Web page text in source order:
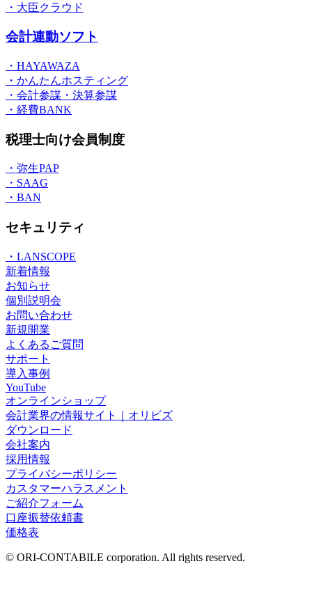
・大臣クラウド
会計連動ソフト
・HAYAWAZA
・かんたんホスティング
・会計参謀・決算参謀
・経費BANK
税理士向け会員制度
・弥生PAP
・SAAG
・BAN
セキュリティ
・LANSCOPE
新着情報
お知らせ
個別説明会
お問い合わせ
新規開業
よくあるご質問
サポート
導入事例
YouTube
オンラインショップ
会計業界の情報サイト｜オリビズ
ダウンロード
会社案内
採用情報
プライバシーポリシー
カスタマーハラスメント
ご紹介フォーム
口座振替依頼書
価格表
© ORI-CONTABILE corporation. All rights reserved.